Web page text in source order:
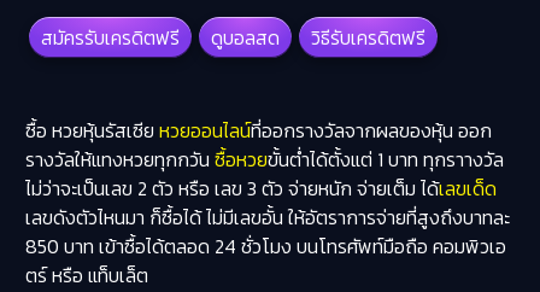
สมัครรับเครดิตฟรี ดูบอลสด วิธีรับเครดิตฟรี
ซื้อ หวยหุ้นรัสเซีย หวยออนไลน์ที่ออกรางวัลจากผลของหุ้น ออก
รางวัลให้แทงหวยทุกกวัน ซื้อหวยขั้นต่ำได้ตั้งแต่ 1 บาท ทุกราางวัล
ไม่ว่าจะเป็นเลข 2 ตัว หรือ เลข 3 ตัว จ่ายหนัก จ่ายเต็ม ได้เลขเด็ด
เลขดังตัวไหนมา ก็ซื้อได้ ไม่มีเลขอั้น ให้อัตราการจ่ายที่สูงถึงบาทละ
850 บาท เข้าซื้อได้ตลอด 24 ชั่วโมง บนโทรศัพท์มือถือ คอมพิวเอ
ตร์ หรือ แท็บเล็ต